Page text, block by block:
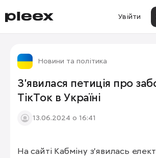
Увійти
Новини та політика
З’явилася петиція про
ТікТок в Україні
13.06.2024 о 16:41
На сайті Кабміну з’явилась